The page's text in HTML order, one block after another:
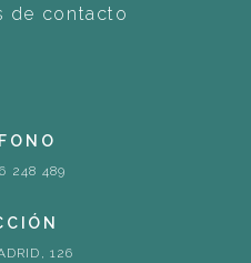
de contacto
248 489
126